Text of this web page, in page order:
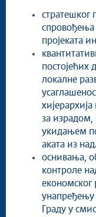
пројеката
постојећих
локалне
за
укидањем
аката из
оснивања,
контроле
економског
унапређењу
Граду у